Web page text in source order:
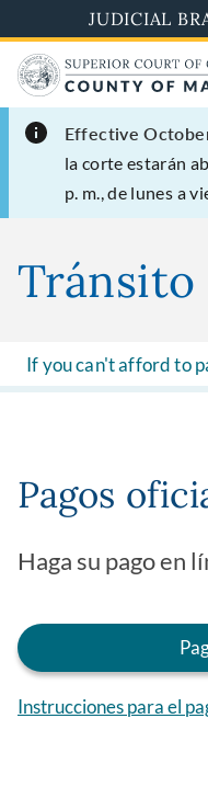
to
main
content
JUDICIAL
Effective
la corte estarán
p. m., de lunes a
Tránsito
If you can't afford to
Pagos
Haga su pago en
Instrucciones para el